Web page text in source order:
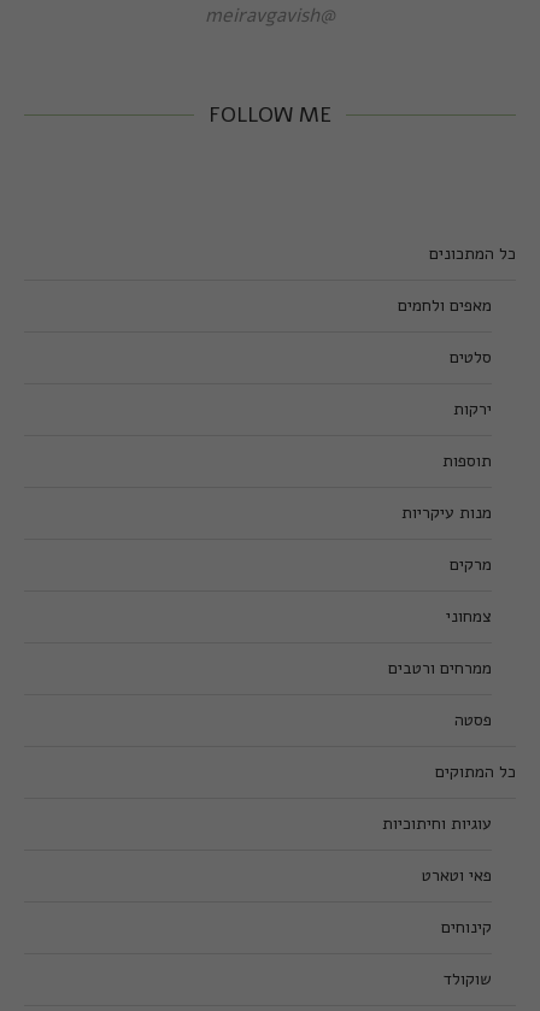
@meiravgavish
FOLLOW ME
כל המתכונים
מאפים ולחמים
סלטים
ירקות
תוספות
מנות עיקריות
מרקים
צמחוני
ממרחים ורטבים
פסטה
כל המתוקים
עוגיות וחיתוכיות
פאי וטארט
קינוחים
שוקולד